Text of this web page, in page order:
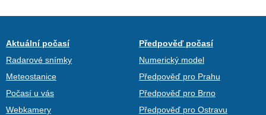
Aktuální počasí
Radarové snímky
Meteostanice
Počasí u vás
Webkamery
Předpověď počasí
Numerický model
Předpověď pro Prahu
Předpověď pro Brno
Předpověď pro Ostravu